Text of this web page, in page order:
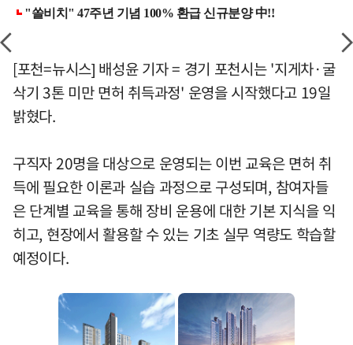
[포천=뉴시스] 배성윤 기자 = 경기 포천시는 '지게차·굴
삭기 3톤 미만 면허 취득과정' 운영을 시작했다고 19일
밝혔다.
구직자 20명을 대상으로 운영되는 이번 교육은 면허 취
득에 필요한 이론과 실습 과정으로 구성되며, 참여자들
은 단계별 교육을 통해 장비 운용에 대한 기본 지식을 익
히고, 현장에서 활용할 수 있는 기초 실무 역량도 학습할
예정이다.